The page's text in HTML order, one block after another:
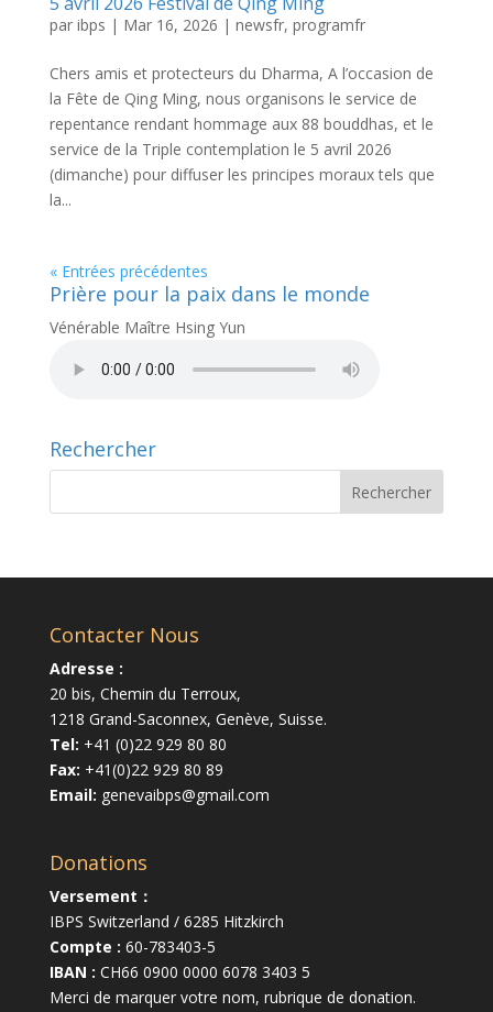
par ibps | Mar 16, 2026 | newsfr, programfr
Chers amis et protecteurs du Dharma, A l’occasion de
la Fête de Qing Ming, nous organisons le service de
repentance rendant hommage aux 88 bouddhas, et le
service de la Triple contemplation le 5 avril 2026
(dimanche) pour diffuser les principes moraux tels que
la...
« Entrées précédentes
Prière pour la paix dans le monde
Vénérable Maître Hsing Yun
Rechercher
Contacter Nous
Adresse :
20 bis, Chemin du Terroux,
1218 Grand-Saconnex, Genève, Suisse.
Tel: +41 (0)22 929 80 80
Fax: +41(0)22 929 80 89
Email: genevaibps@gmail.com
Donations
Versement：
IBPS Switzerland / 6285 Hitzkirch
Compte : 60-783403-5
IBAN : CH66 0900 0000 6078 3403 5
Merci de marquer votre nom, rubrique de donation.